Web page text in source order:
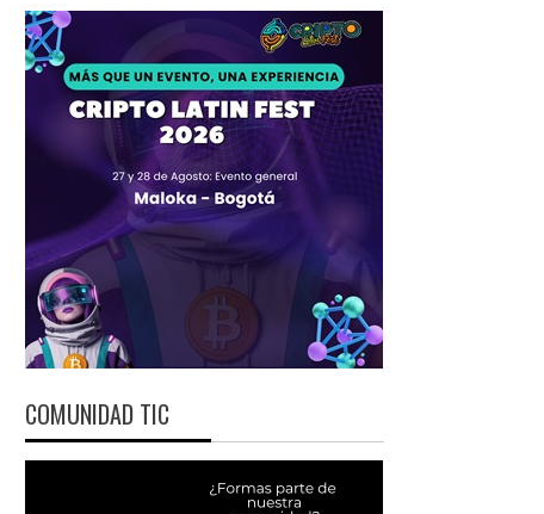
COMUNIDAD TIC